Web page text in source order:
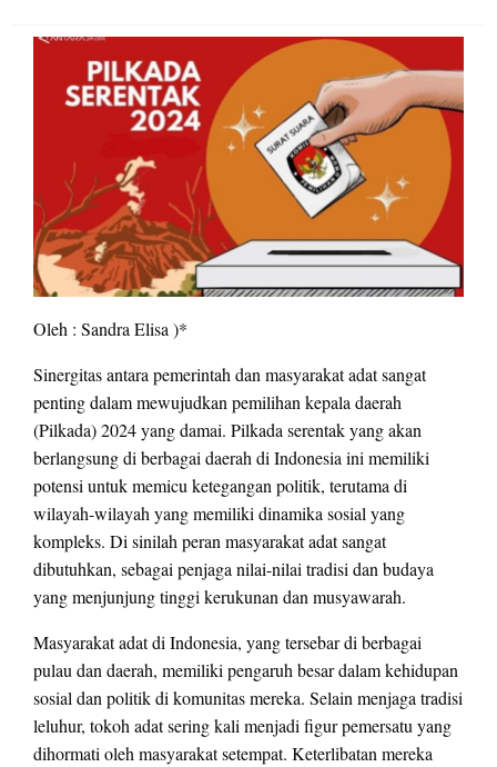
Oleh : Sandra Elisa )*
Sinergitas antara pemerintah dan masyarakat adat sangat
penting dalam mewujudkan pemilihan kepala daerah
(Pilkada) 2024 yang damai. Pilkada serentak yang akan
berlangsung di berbagai daerah di Indonesia ini memiliki
potensi untuk memicu ketegangan politik, terutama di
wilayah-wilayah yang memiliki dinamika sosial yang
kompleks. Di sinilah peran masyarakat adat sangat
dibutuhkan, sebagai penjaga nilai-nilai tradisi dan budaya
yang menjunjung tinggi kerukunan dan musyawarah.
Masyarakat adat di Indonesia, yang tersebar di berbagai
pulau dan daerah, memiliki pengaruh besar dalam kehidupan
sosial dan politik di komunitas mereka. Selain menjaga tradisi
leluhur, tokoh adat sering kali menjadi figur pemersatu yang
dihormati oleh masyarakat setempat. Keterlibatan mereka